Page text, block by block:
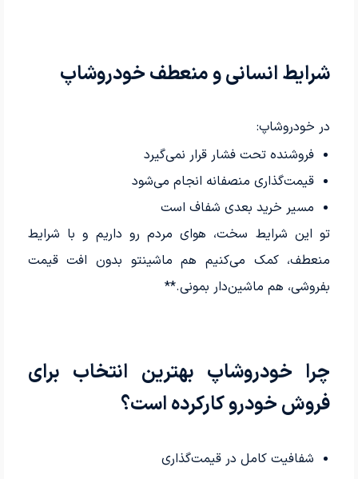
شرایط انسانی و منعطف خودروشاپ
در خودروشاپ:
فروشنده تحت فشار قرار نمی‌گیرد
قیمت‌گذاری منصفانه انجام می‌شود
مسیر خرید بعدی شفاف است
تو این شرایط سخت، هوای مردم رو داریم و با شرایط
منعطف، کمک می‌کنیم هم ماشینتو بدون افت قیمت
بفروشی، هم ماشین‌دار بمونی.**
چرا خودروشاپ بهترین انتخاب برای
فروش خودرو کارکرده است؟
شفافیت کامل در قیمت‌گذاری